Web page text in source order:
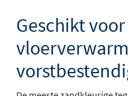
Geschikt voor